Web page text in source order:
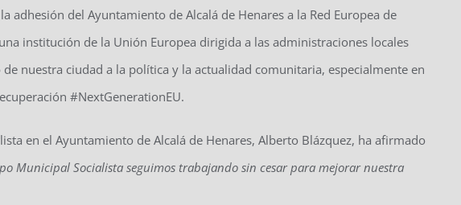
adhesión del Ayuntamiento de Alcalá de Henares a la Red Europea de
institución de la Unión Europea dirigida a las administraciones locales
nuestra ciudad a la política y la actualidad comunitaria, especialmente en
#NextGenerationEU.
en el Ayuntamiento de Alcalá de Henares, Alberto Blázquez, ha afirmado
Municipal Socialista seguimos trabajando sin cesar para mejorar nuestra